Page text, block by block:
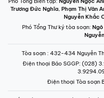
Trương Đức Nghĩa, Phạm Thị Vân
Nguyễn Khắc
Phó Tổng Thư ký tòa soạn: Ngô
Tòa soạn : 432-434 Nguyễn
Điện thoại Báo SGGP: (028)
Điện thoại Tòa soạn